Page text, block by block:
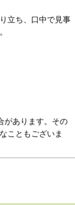
立ち、口中で見事
があります。その
こともございま